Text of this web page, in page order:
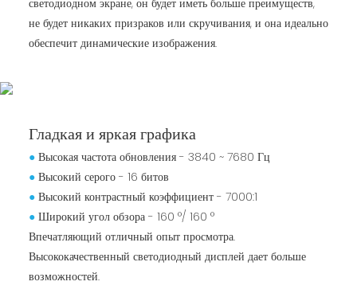
светодиодном экране, он будет иметь больше преимуществ,
не будет никаких призраков или скручивания, и она идеально
обеспечит динамические изображения.
Гладкая и яркая графика
● Высокая частота обновления - 3840 ~ 7680 Гц
● Высокий серого - 16 битов
● Высокий контрастный коэффициент - 7000:1
● Широкий угол обзора - 160 °/ 160 °
Впечатляющий отличный опыт просмотра.
Высококачественный светодиодный дисплей дает больше
возможностей.